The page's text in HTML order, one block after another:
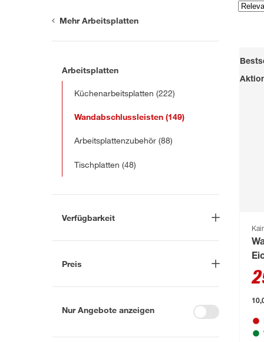
Mehr Arbeitsplatten
Arbeitsplatten
Küchenarbeitsplatten (222)
Wandabschlussleisten (149)
Arbeitsplattenzubehör (88)
Tischplatten (48)
Verfügbarkeit
Lieferung nach Hause (0)
bestellbar (35)
Preis
Nur Angebote anzeigen